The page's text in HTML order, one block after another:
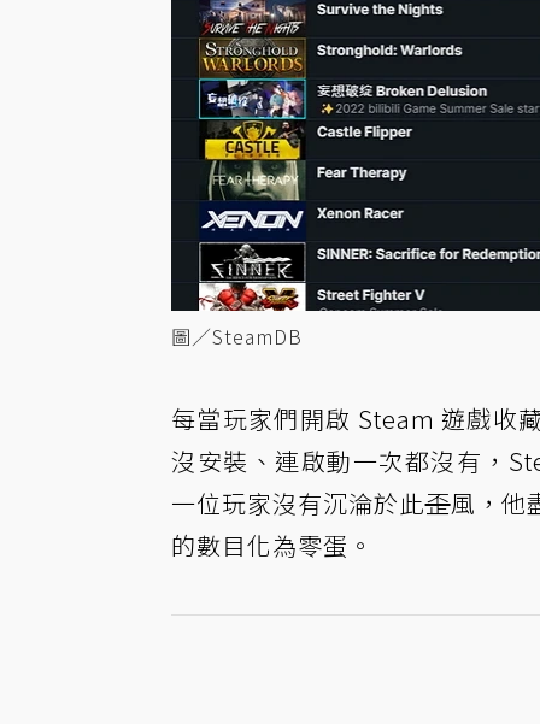
圖／SteamDB
每當玩家們開啟 Steam 遊戲收
沒安裝、連啟動一次都沒有，
一位玩家沒有沉淪於此歪風，他
的數目化為零蛋。